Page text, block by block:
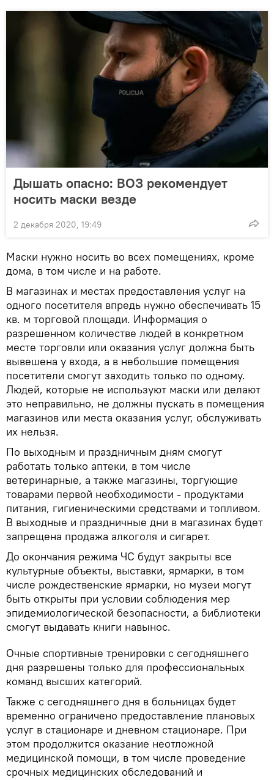
Дышать опасно: ВОЗ рекомендует
носить маски везде
2 декабря 2020, 19:49
Маски нужно носить во всех помещениях, кроме
дома, в том числе и на работе.
В магазинах и местах предоставления услуг на
одного посетителя впредь нужно обеспечивать 15
кв. м торговой площади. Информация о
разрешенном количестве людей в конкретном
месте торговли или оказания услуг должна быть
вывешена у входа, а в небольшие помещения
посетители смогут заходить только по одному.
Людей, которые не используют маски или делают
это неправильно, не должны пускать в помещения
магазинов или места оказания услуг, обслуживать
их нельзя.
По выходным и праздничным дням смогут
работать только аптеки, в том числе
ветеринарные, а также магазины, торгующие
товарами первой необходимости - продуктами
питания, гигиеническими средствами и топливом.
В выходные и праздничные дни в магазинах будет
запрещена продажа алкоголя и сигарет.
До окончания режима ЧС будут закрыты все
культурные объекты, выставки, ярмарки, в том
числе рождественские ярмарки, но музеи могут
быть открыты при условии соблюдения мер
эпидемиологической безопасности, а библиотеки
смогут выдавать книги навынос.
Очные спортивные тренировки с сегодняшнего
дня разрешены только для профессиональных
команд высших категорий.
Также с сегодняшнего дня в больницах будет
временно ограничено предоставление плановых
услуг в стационаре и дневном стационаре. При
этом продолжится оказание неотложной
медицинской помощи, в том числе проведение
срочных медицинских обследований и